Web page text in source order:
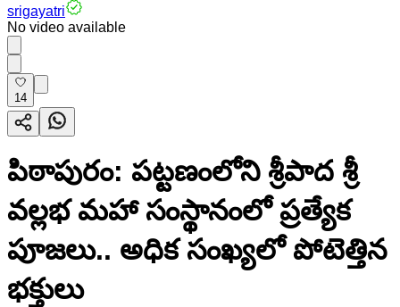
srigayatri
No video available
14
పిఠాపురం: పట్టణంలోని శ్రీపాద శ్రీ
వల్లభ మహా సంస్థానంలో ప్రత్యేక
పూజలు.. అధిక సంఖ్యలో పోటెత్తిన
భక్తులు